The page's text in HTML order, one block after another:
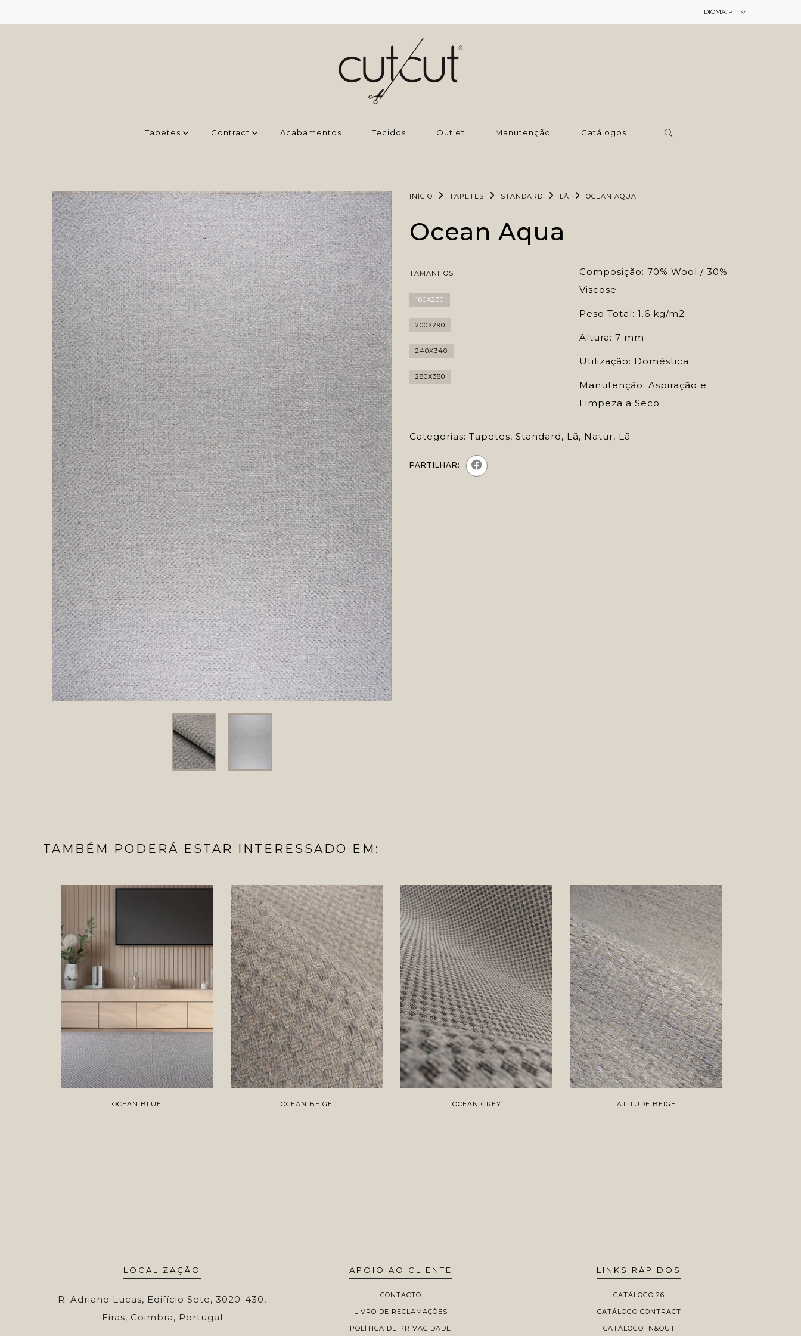
IDIOMA: PT
Tapetes Contract ‌Acabamentos Tecidos Outlet Manutenção Catálogos
INÍCIO TAPETES STANDARD LÃ OCEAN AQUA
Ocean Aqua
TAMANHOS
160X230
200X290
240X340
280X380
Composição: 70% Wool / 30%
Viscose
Peso Total: 1.6 kg/m2
Altura: 7 mm
Utilização: Doméstica
Manutenção: Aspiração e
Limpeza a Seco
Categorias: Tapetes, Standard, Lã, Natur, Lã
PARTILHAR:
TAMBÉM PODERÁ ESTAR INTERESSADO EM:
OCEAN BLUE OCEAN BEIGE OCEAN GREY ATITUDE BEIGE
LOCALIZAÇÃO
R. Adriano Lucas, Edifício Sete, 3020-430,
Eiras, Coimbra, Portugal
APOIO AO CLIENTE
CONTACTO
LIVRO DE RECLAMAÇÕES
POLÍTICA DE PRIVACIDADE
LINKS RÁPIDOS
CATÁLOGO 26
CATÁLOGO CONTRACT
CATÁLOGO IN&OUT